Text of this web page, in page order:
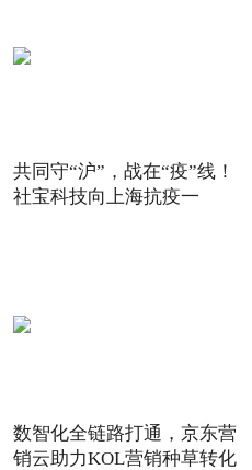
共同守“沪”，战在“疫”线！
社宝科技向上海抗疫一
数智化全链路打通，京东营
销云助力KOL营销种草转化